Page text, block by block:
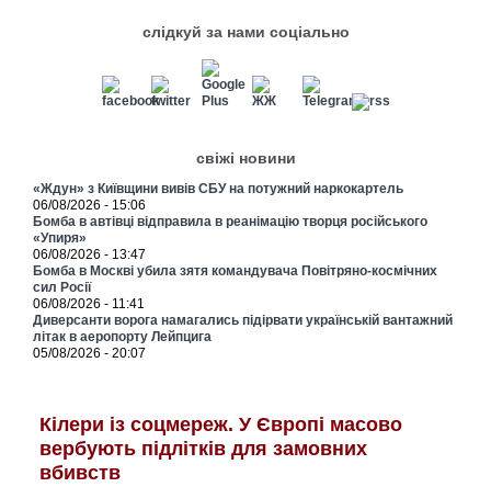
слідкуй за нами соціально
свіжі новини
«Ждун» з Київщини вивів СБУ на потужний наркокартель
06/08/2026 - 15:06
Бомба в автівці відправила в реанімацію творця російського
«Упиря»
06/08/2026 - 13:47
Бомба в Москві убила зятя командувача Повітряно-космічних
сил Росії
06/08/2026 - 11:41
Диверсанти ворога намагались підірвати українській вантажний
літак в аеропорту Лейпцига
05/08/2026 - 20:07
Кілери із соцмереж. У Європі масово
вербують підлітків для замовних
вбивств